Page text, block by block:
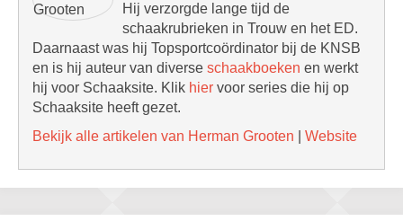
Hij verzorgde lange tijd de
schaakrubrieken in Trouw en het ED.
Daarnaast was hij Topsportcoördinator bij de KNSB
en is hij auteur van diverse schaakboeken en werkt
hij voor Schaaksite. Klik hier voor series die hij op
Schaaksite heeft gezet.
Bekijk alle artikelen van Herman Grooten
Website